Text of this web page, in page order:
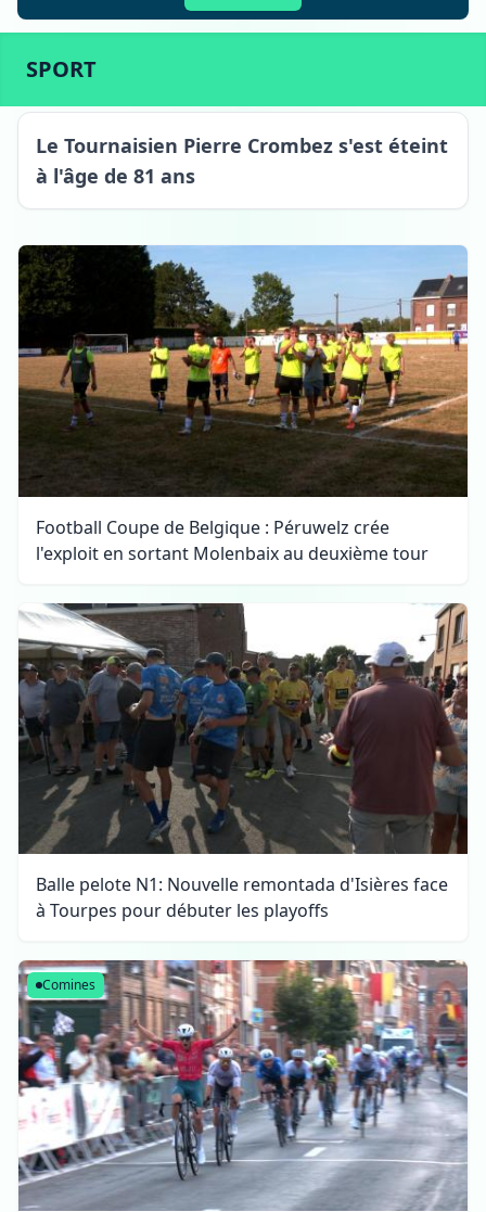
SPORT
Tournai
Le Tournaisien Pierre Crombez s'est éteint
à l'âge de 81 ans
Football Coupe de Belgique : Péruwelz crée
l'exploit en sortant Molenbaix au deuxième tour
Balle pelote N1: Nouvelle remontada d'Isières face
à Tourpes pour débuter les playoffs
Comines